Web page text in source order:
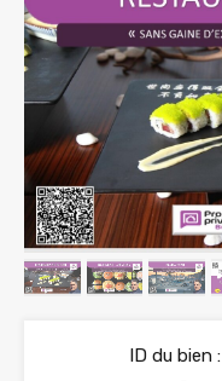
ID du bien :